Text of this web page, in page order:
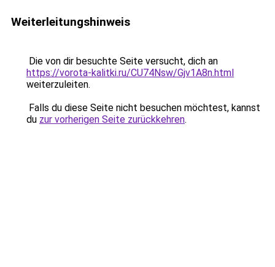
Weiterleitungshinweis
Die von dir besuchte Seite versucht, dich an
https://vorota-kalitki.ru/CU74Nsw/Gjv1A8n.html
weiterzuleiten.
Falls du diese Seite nicht besuchen möchtest, kannst
du zur vorherigen Seite zurückkehren.